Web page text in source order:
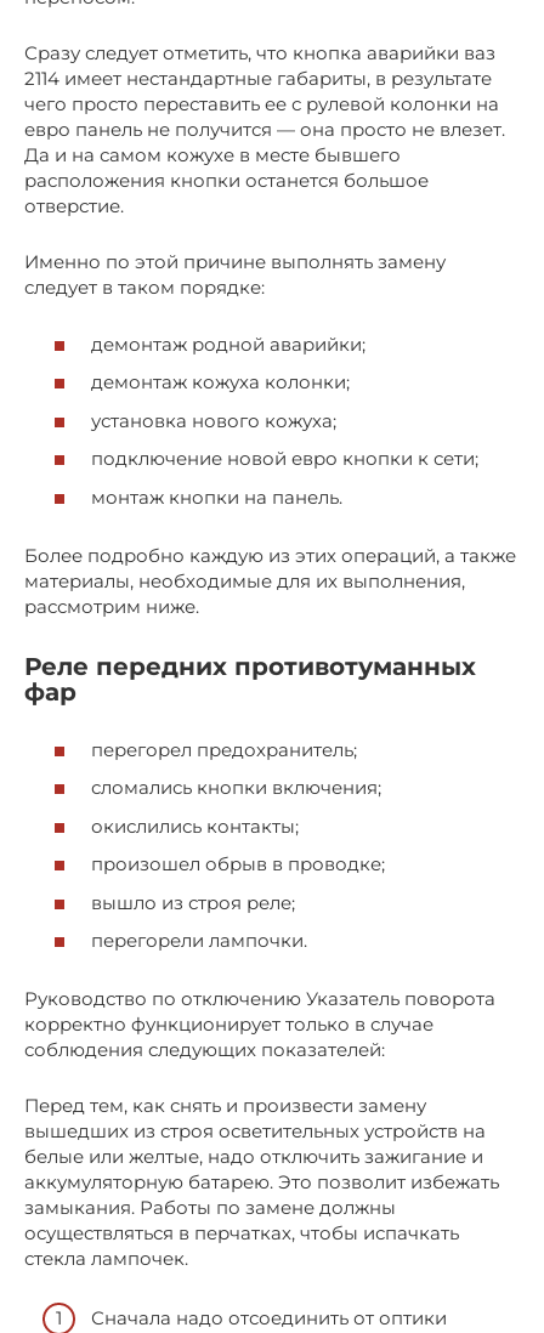
Сразу следует отметить, что кнопка аварийки ваз
2114 имеет нестандартные габариты, в результате
чего просто переставить ее с рулевой колонки на
евро панель не получится — она просто не влезет.
Да и на самом кожухе в месте бывшего
расположения кнопки останется большое
отверстие.
Именно по этой причине выполнять замену
следует в таком порядке:
демонтаж родной аварийки;
демонтаж кожуха колонки;
установка нового кожуха;
подключение новой евро кнопки к сети;
монтаж кнопки на панель.
Более подробно каждую из этих операций, а также
материалы, необходимые для их выполнения,
рассмотрим ниже.
Реле передних противотуманных
фар
перегорел предохранитель;
сломались кнопки включения;
окислились контакты;
произошел обрыв в проводке;
вышло из строя реле;
перегорели лампочки.
Руководство по отключению Указатель поворота
корректно функционирует только в случае
соблюдения следующих показателей:
Перед тем, как снять и произвести замену
вышедших из строя осветительных устройств на
белые или желтые, надо отключить зажигание и
аккумуляторную батарею. Это позволит избежать
замыкания. Работы по замене должны
осуществляться в перчатках, чтобы испачкать
стекла лампочек.
Сначала надо отсоединить от оптики